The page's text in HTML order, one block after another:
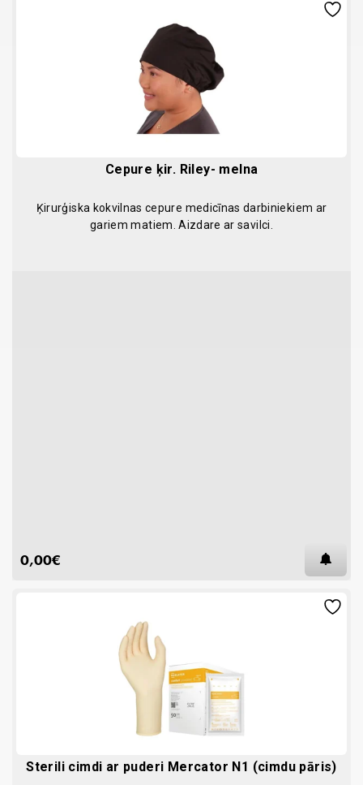
krāsainām
ķepiņām
quantity
Cepure ķir. Riley- melna
Ķirurģiska kokvilnas cepure medicīnas darbiniekiem ar
gariem matiem. Aizdare ar savilci.
0,00€
Sterili cimdi ar puderi Mercator N1 (cimdu pāris)